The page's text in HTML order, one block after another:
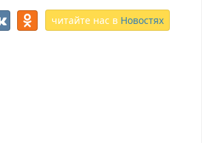
читайте нас в Новостях